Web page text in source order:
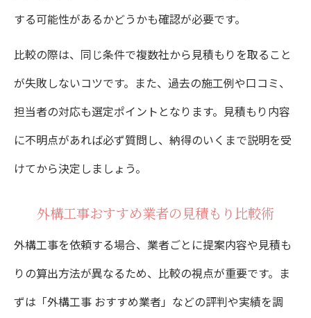
する可能性があるかどうかも確認が必要です。
比較の際は、同じ条件で複数社から見積もりを取ること
が失敗しないコツです。また、過去の施工例や口コミ、
担当者の対応も選定ポイントとなります。見積もり内容
に不明点があれば必ず質問し、納得のいくまで説明を受
けてから決定しましょう。
外構工事おすすめ業者の見積もり比較術
外構工事を依頼する場合、業者ごとに提案内容や見積も
りの算出方法が異なるため、比較の視点が重要です。ま
ずは「外構工事 おすすめ業者」などの評判や実績を調